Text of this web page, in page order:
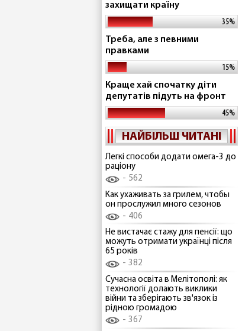
захищати країну
35%
Треба, але з певними
правками
15%
Краще хай спочатку діти
депутатів підуть на фронт
45%
НАЙБІЛЬШ ЧИТАНІ
Легкі способи додати омега-3 до
раціону
562
Как ухаживать за грилем, чтобы
он прослужил много сезонов
406
Не вистачає стажу для пенсії: що
можуть отримати українці після
65 років
382
Сучасна освіта в Мелітополі: як
технології долають виклики
війни та зберігають зв'язок із
рідною громадою
367